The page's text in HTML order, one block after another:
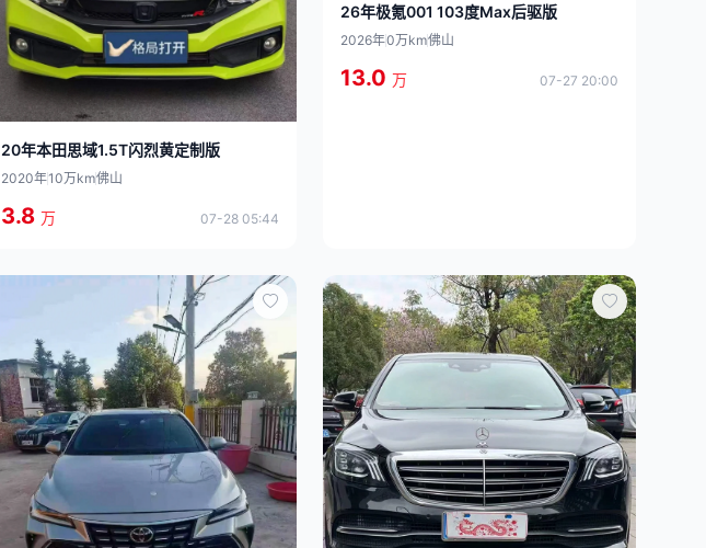
20年本田思域1.5T闪烈黄定制版
2020年10万km佛山
3.8 万 07-28 05:44
26年极氪001 103度Max后驱版
2026年0万km佛山
13.0 万 07-27 20:00